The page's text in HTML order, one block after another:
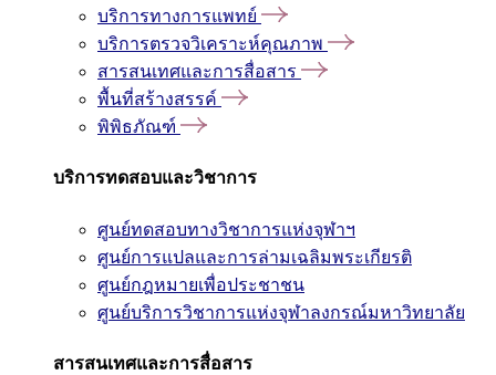
บริการทางการแพทย์
บริการตรวจวิเคราะห์คุณภาพ
สารสนเทศและการสื่อสาร
พื้นที่สร้างสรรค์
พิพิธภัณฑ์
บริการทดสอบและวิชาการ
ศูนย์ทดสอบทางวิชาการแห่งจุฬาฯ
ศูนย์การแปลและการล่ามเฉลิมพระเกียรติ
ศูนย์กฎหมายเพื่อประชาชน
ศูนย์บริการวิชาการแห่งจุฬาลงกรณ์มหาวิทยาลัย
สารสนเทศและการสื่อสาร